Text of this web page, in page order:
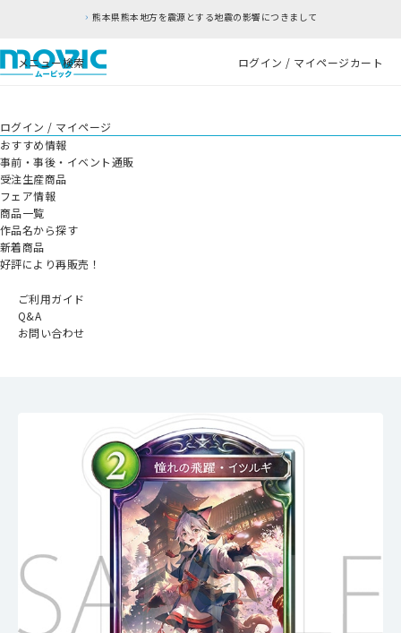
熊本県熊本地方を震源とする地震の影響につきまして
メニュー検索 ログイン / マイページカート
ログイン / マイページ
おすすめ情報
事前・事後・イベント通販
受注生産商品
フェア情報
商品一覧
作品名から探す
新着商品
好評により再販売！
ご利用ガイド
Q&A
お問い合わせ